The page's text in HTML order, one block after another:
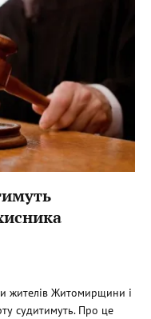
жителів Житомирщини і
судитимуть. Про це